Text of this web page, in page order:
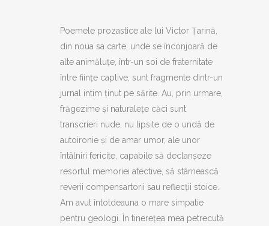
Poemele prozastice ale lui Victor Țarină,
din noua sa carte, unde se înconjoară de
alte animăluțe, într-un soi de fraternitate
între ființe captive, sunt fragmente dintr-un
jurnal intim ținut pe sărite. Au, prin urmare,
frăgezime și naturalețe căci sunt
transcrieri nude, nu lipsite de o undă de
autoironie și de amar umor, ale unor
întâlniri fericite, capabile să declanșeze
resortul memoriei afective, să stârnească
reverii compensartorii sau reflecții stoice.
Am avut întotdeauna o mare simpatie
pentru geologi. În tinerețea mea petrecută